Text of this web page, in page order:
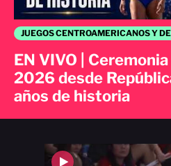
EN VIVO |
2026 desde
años de historia